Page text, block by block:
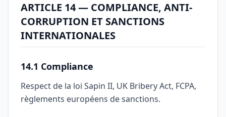
ARTICLE 14 — COMPLIANCE, ANTI-
CORRUPTION ET SANCTIONS
INTERNATIONALES
14.1 Compliance
Respect de la loi Sapin II, UK Bribery Act, FCPA,
règlements européens de sanctions.